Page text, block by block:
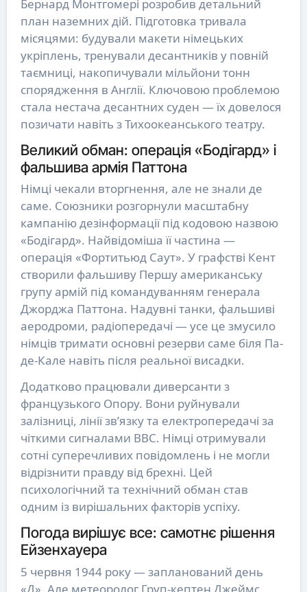
Бернард Монтгомері розробив детальний
план наземних дій. Підготовка тривала
місяцями: будували макети німецьких
укріплень, тренували десантників у повній
таємниці, накопичували мільйони тонн
спорядження в Англії. Ключовою проблемою
стала нестача десантних суден — їх довелося
позичати навіть з Тихоокеанського театру.
Великий обман: операція «Бодігард» і
фальшива армія Паттона
Німці чекали вторгнення, але не знали де
саме. Союзники розгорнули масштабну
кампанію дезінформації під кодовою назвою
«Бодігард». Найвідоміша її частина —
операція «Фортитьюд Саут». У графстві Кент
створили фальшиву Першу американську
групу армій під командуванням генерала
Джорджа Паттона. Надувні танки, фальшиві
аеродроми, радіопередачі — усе це змусило
німців тримати основні резерви саме біля Па-
де-Кале навіть після реальної висадки.
Додатково працювали диверсанти з
французького Опору. Вони руйнували
залізниці, лінії зв’язку та електропередачі за
чіткими сигналами BBC. Німці отримували
сотні суперечливих повідомлень і не могли
відрізнити правду від брехні. Цей
психологічний та технічний обман став
одним із вирішальних факторів успіху.
Погода вирішує все: самотнє рішення
Ейзенхауера
5 червня 1944 року — запланований день